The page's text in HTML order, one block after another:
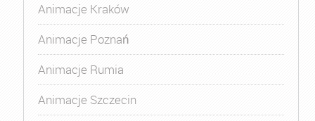
Animacje Kraków
Animacje Poznań
Animacje Rumia
Animacje Szczecin